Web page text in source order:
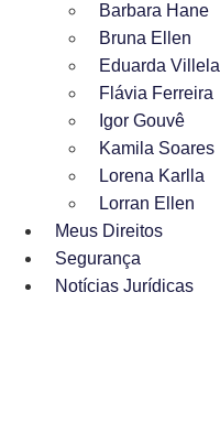
Barbara Hane
Bruna Ellen
Eduarda Villela
Flávia Ferreira
Igor Gouvê
Kamila Soares
Lorena Karlla
Lorran Ellen
Meus Direitos
Segurança
Notícias Jurídicas